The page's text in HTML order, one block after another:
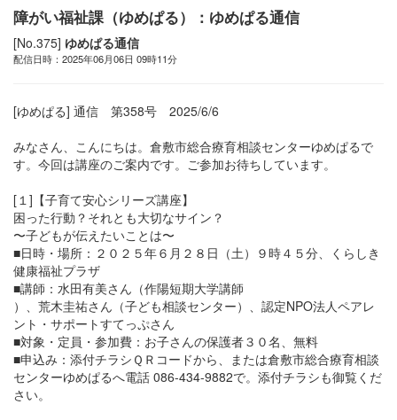
障がい福祉課（ゆめぱる）：ゆめぱる通信
[No.375] ゆめぱる通信
配信日時：2025年06月06日 09時11分
[ゆめぱる] 通信 第358号 2025/6/6
みなさん、こんにちは。倉敷市総合療育相談センターゆめぱるで
す。今回は講座のご案内です。ご参加お待ちしています。
[１]【子育て安心シリーズ講座】
困った行動？それとも大切なサイン？
〜子どもが伝えたいことは〜
■日時・場所：２０２５年６月２８日（土）９時４５分、くらしき
健康福祉プラザ
■講師：水田有美さん（作陽短期大学講師
）、荒木圭祐さん（子ども相談センター）、認定NPO法人ペアレ
ント・サポートすてっぷさん
■対象・定員・参加費：お子さんの保護者３０名、無料
■申込み：添付チラシＱＲコードから、または倉敷市総合療育相談
センターゆめぱるへ電話 086-434-9882で。添付チラシも御覧くだ
さい。